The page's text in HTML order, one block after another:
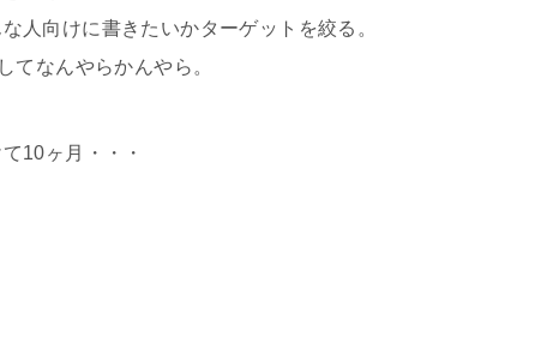
人向けに書きたいかターゲットを絞る。
てなんやらかんやら。
10ヶ月・・・